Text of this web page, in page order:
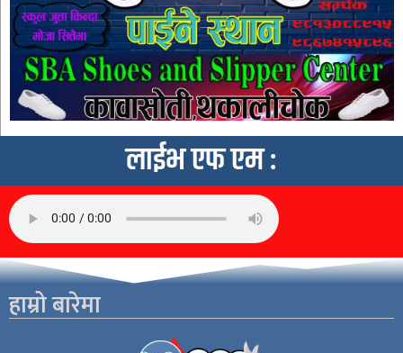
लाईभ एफ एम :
हाम्रो बारेमा